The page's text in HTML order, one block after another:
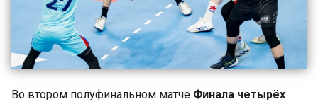
Во втором полуфинальном матче Финала четырёх